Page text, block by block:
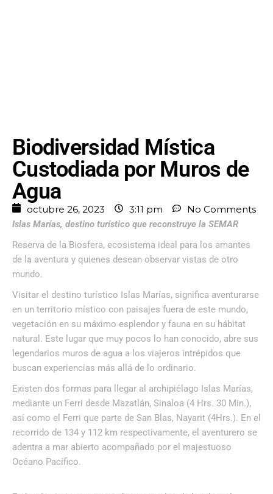
Biodiversidad Mística
Custodiada por Muros de
Agua
octubre 26, 2023 3:11 pm No Comments
Islas Marías, destino turístico que reconstruye la SEMAR
Reserva de la Biosfera, ecosistema ideal para los amantes
de la aventura y quienes desean observar vistas de otro
mundo.
Visitar el destino turístico Islas Marías, significa aventurarse
en un territorio místico con paisajes fuera de este mundo,
vegetación en su máximo esplendor y fauna en su hábitat
natural. Este lugar que muy pocos lo han conocido, abre sus
legendarios muros de agua a los viajeros intrépidos que
buscan experiencias más allá de lo ordinario.
Existen dos formas para llegar al archipiélago Islas Marías,
mediante un Ferri desde Mazatlán, Sinaloa (4 Hrs. 30 Min.),
así como el Ferri que parte de San Blas, Nayarit (4Hrs.). En el
recorrido de 134 y 112 km respectivamente, el aventurero se
adentra a mar abierto acompañado por el majestuoso
Océano Pacífico.